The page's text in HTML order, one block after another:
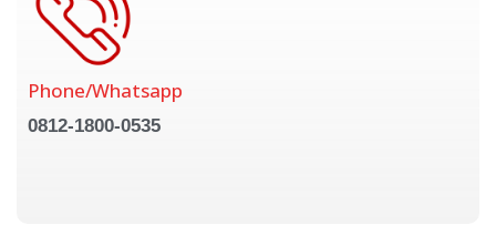
Phone/Whatsapp
0812-1800-0535